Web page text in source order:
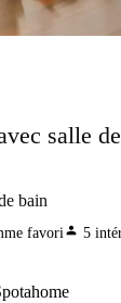
salle
bain
favoriperson 5